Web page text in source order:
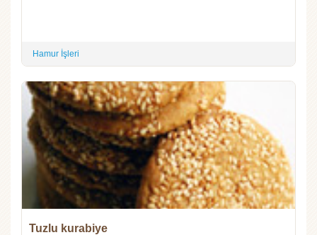
Hamur İşleri
Tuzlu kurabiye